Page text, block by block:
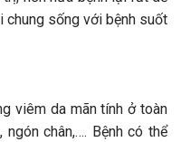
chung sống với bệnh suốt
viêm da mãn tính ở toàn
ngón chân,…. Bệnh có thể